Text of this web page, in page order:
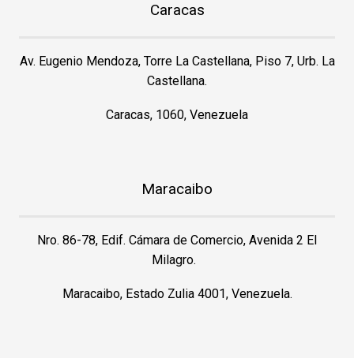
Caracas
Av. Eugenio Mendoza, Torre La Castellana, Piso 7, Urb. La
Castellana.
Caracas, 1060, Venezuela
Maracaibo
Nro. 86-78, Edif. Cámara de Comercio, Avenida 2 El
Milagro.
Maracaibo, Estado Zulia 4001, Venezuela.